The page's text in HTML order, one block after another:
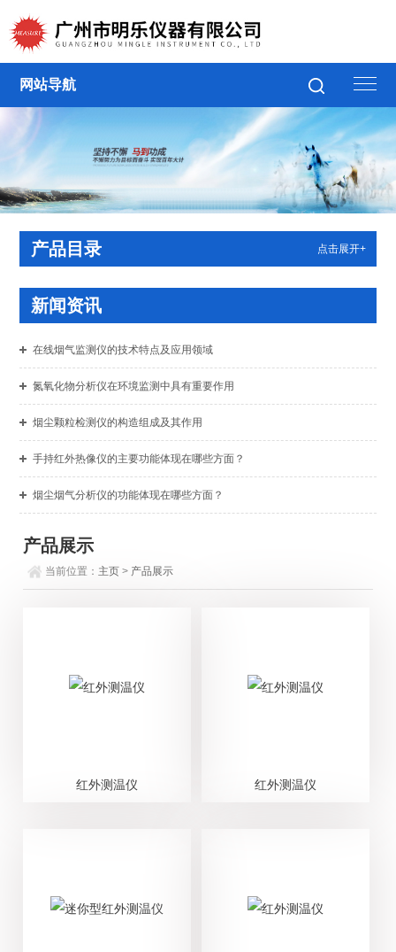
网站导航
产品目录 点击展开+
新闻资讯
在线烟气监测仪的技术特点及应用领域
氮氧化物分析仪在环境监测中具有重要作用
烟尘颗粒检测仪的构造组成及其作用
手持红外热像仪的主要功能体现在哪些方面？
烟尘烟气分析仪的功能体现在哪些方面？
产品展示
当前位置： 主页 > 产品展示
红外测温仪 红外测温仪